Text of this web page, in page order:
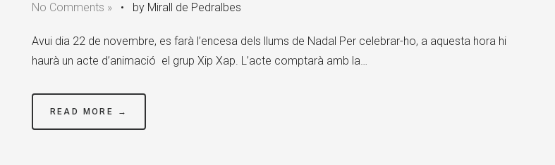
No Comments »• by Mirall de Pedralbes
Avui dia 22 de novembre, es farà l’encesa dels llums de Nadal Per celebrar-ho, a aquesta hora hi
haurà un acte d’animació el grup Xip Xap. L’acte comptarà amb la…
READ MORE →